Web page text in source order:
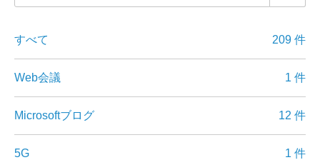
すべて 209 件
Web会議 1 件
Microsoftブログ 12 件
5G 1 件